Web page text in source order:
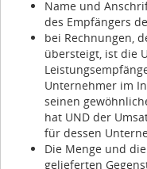
Name und
des Empfängers
bei Rechnungen,
übersteigt, ist die
Unternehmer im
seinen
hat UND der
für dessen
Die Menge und
gelieferten